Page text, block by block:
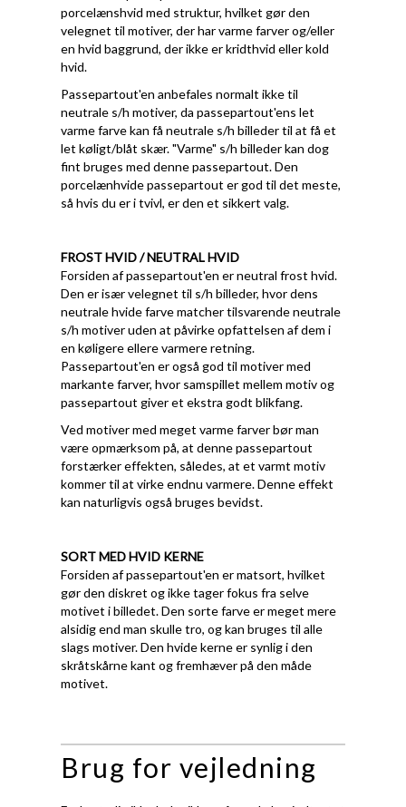
porcelænshvid med struktur, hvilket gør den
velegnet til motiver, der har varme farver og/eller
en hvid baggrund, der ikke er kridthvid eller kold
hvid.
Passepartout'en anbefales normalt ikke til
neutrale s/h motiver, da passepartout'ens let
varme farve kan få neutrale s/h billeder til at få et
let køligt/blåt skær. "Varme" s/h billeder kan dog
fint bruges med denne passepartout. Den
porcelænhvide passepartout er god til det meste,
så hvis du er i tvivl, er den et sikkert valg.
FROST HVID / NEUTRAL HVID
Forsiden af passepartout'en er neutral frost hvid.
Den er især velegnet til s/h billeder, hvor dens
neutrale hvide farve matcher tilsvarende neutrale
s/h motiver uden at påvirke opfattelsen af dem i
en køligere ellere varmere retning.
Passepartout'en er også god til motiver med
markante farver, hvor samspillet mellem motiv og
passepartout giver et ekstra godt blikfang.
Ved motiver med meget varme farver bør man
være opmærksom på, at denne passepartout
forstærker effekten, således, at et varmt motiv
kommer til at virke endnu varmere. Denne effekt
kan naturligvis også bruges bevidst.
SORT MED HVID KERNE
Forsiden af passepartout'en er matsort, hvilket
gør den diskret og ikke tager fokus fra selve
motivet i billedet. Den sorte farve er meget mere
alsidig end man skulle tro, og kan bruges til alle
slags motiver. Den hvide kerne er synlig i den
skråtskårne kant og fremhæver på den måde
motivet.
Brug for vejledning